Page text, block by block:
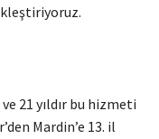
21 yıldır bu hizmeti
Mardin’e 13. il